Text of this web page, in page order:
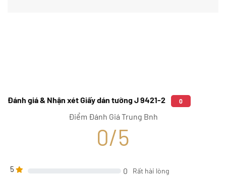
Đánh giá & Nhận xét Giấy dán tường J 9421-2 0
Điểm Đánh Giá Trung Bnh
0/5
5 0 Rất hài lòng